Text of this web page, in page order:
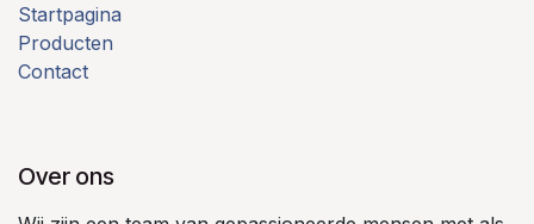
Startpagina
Producten
Contact
Over ons